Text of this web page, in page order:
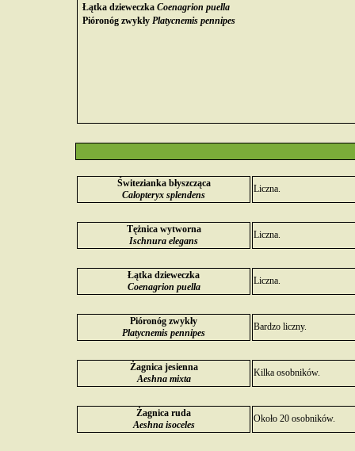
Łątka dzieweczka Coenagrion puella
Pióronóg zwykły Platycnemis pennipes
Świtezianka błyszcząca
Calopteryx splendens
Liczna.
Tężnica wytworna
Ischnura elegans
Liczna.
Łątka dzieweczka
Coenagrion puella
Liczna.
Pióronóg zwykły
Platycnemis pennipes
Bardzo liczny.
Żagnica jesienna
Aeshna mixta
Kilka osobników.
Żagnica ruda
Aeshna isoceles
Około 20 osobników.